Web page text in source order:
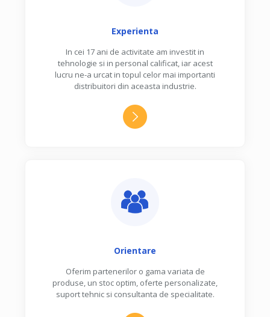
Experienta
In cei 17 ani de activitate am investit in
tehnologie si in personal calificat, iar acest
lucru ne-a urcat in topul celor mai importanti
distribuitori din aceasta industrie.
Orientare
Oferim partenerilor o gama variata de
produse, un stoc optim, oferte personalizate,
suport tehnic si consultanta de specialitate.